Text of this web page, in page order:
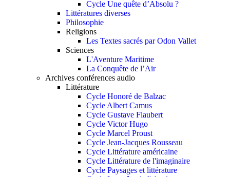
Cycle Une quête d’Absolu ?
Littératures diverses
Philosophie
Religions
Les Textes sacrés par Odon Vallet
Sciences
L'Aventure Maritime
La Conquête de l’Air
Archives conférences audio
Littérature
Cycle Honoré de Balzac
Cycle Albert Camus
Cycle Gustave Flaubert
Cycle Victor Hugo
Cycle Marcel Proust
Cycle Jean-Jacques Rousseau
Cycle Littérature américaine
Cycle Littérature de l'imaginaire
Cycle Paysages et littérature